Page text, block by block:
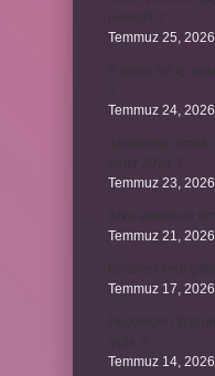
Temmuz 25, 2026
Temmuz 24, 2026
Temmuz 23, 2026
Temmuz 21, 2026
Temmuz 17, 2026
Temmuz 14, 2026